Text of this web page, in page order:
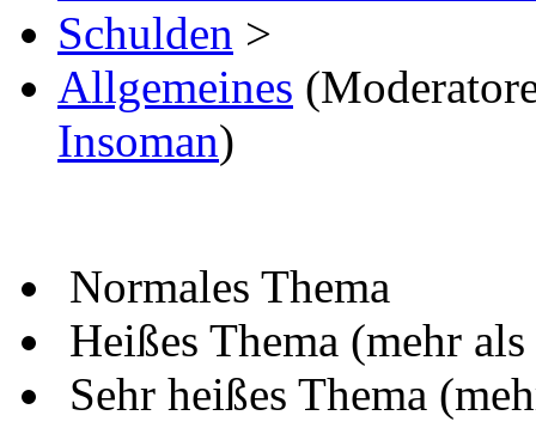
Schulden >
Allgemeines
Insoman)
Normales Thema
Heißes Thema (mehr
Sehr heißes Thema